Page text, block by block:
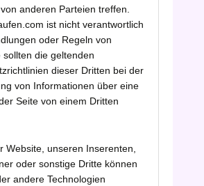
anderen Parteien treffen.
ist nicht verantwortlich
oder Regeln von
sollten die geltenden
dieser Dritten bei der
von Informationen über eine
Seite von einem Dritten
Website, unseren Inserenten,
oder sonstige Dritte können
andere Technologien